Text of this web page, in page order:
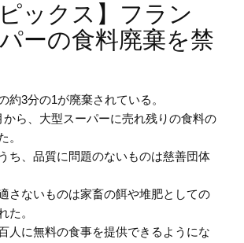
ピックス】フラン
ーの食料廃棄を禁
約3分の1が廃棄されている。
から、大型スーパーに売れ残りの食料の
。
ち、品質に問題のないものは慈善団体
さないものは家畜の餌や堆肥としての
た。
人に無料の食事を提供できるようにな